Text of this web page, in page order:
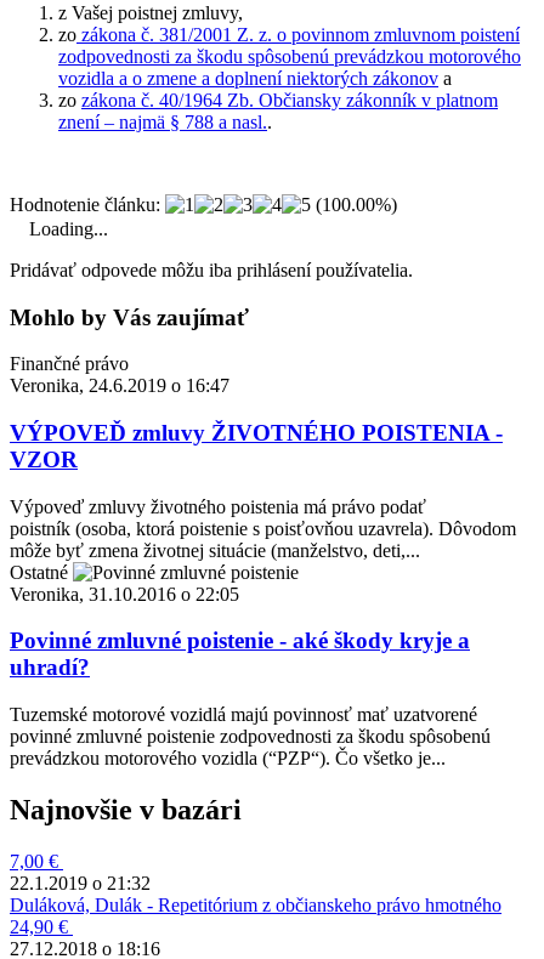
z Vašej poistnej zmluvy,
zo zákona č. 381/2001 Z. z. o povinnom zmluvnom poistení
zodpovednosti za škodu spôsobenú prevádzkou motorového
vozidla a o zmene a doplnení niektorých zákonov a
zo zákona č. 40/1964 Zb. Občiansky zákonník v platnom
znení – najmä § 788 a nasl..
Hodnotenie článku:
(100.00%)
Loading...
Pridávať odpovede môžu iba prihlásení používatelia.
Mohlo by Vás zaujímať
Finančné právo
Veronika, 24.6.2019 o 16:47
VÝPOVEĎ zmluvy ŽIVOTNÉHO POISTENIA -
VZOR
Výpoveď zmluvy životného poistenia má právo podať
poistník (osoba, ktorá poistenie s poisťovňou uzavrela). Dôvodom
môže byť zmena životnej situácie (manželstvo, deti,...
Ostatné
Veronika, 31.10.2016 o 22:05
Povinné zmluvné poistenie - aké škody kryje a
uhradí?
Tuzemské motorové vozidlá majú povinnosť mať uzatvorené
povinné zmluvné poistenie zodpovednosti za škodu spôsobenú
prevádzkou motorového vozidla (“PZP“). Čo všetko je...
Najnovšie v bazári
7,00 €
22.1.2019 o 21:32
Duláková, Dulák - Repetitórium z občianskeho právo hmotného
24,90 €
27.12.2018 o 18:16